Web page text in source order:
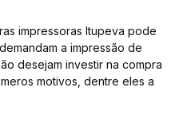
impressoras Itupeva pode
a impressão de
desejam investir na compra
motivos, dentre eles a